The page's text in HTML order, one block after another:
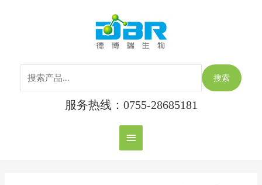
主
菜
单
搜索
服务热线：0755-28685181